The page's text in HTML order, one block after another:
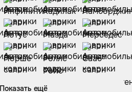
Показать ещё